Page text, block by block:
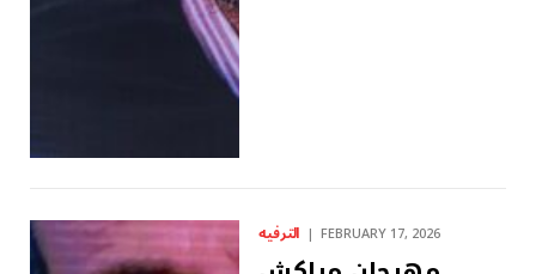
الترفيه FEBRUARY 17, 2026